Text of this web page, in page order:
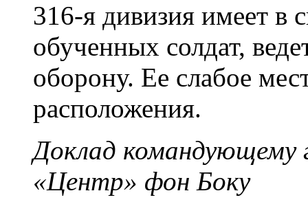
316-я дивизия имеет в
обученных солдат,
оборону. Ее слабое
расположения.
Доклад командующему
«Центр» фон Боку